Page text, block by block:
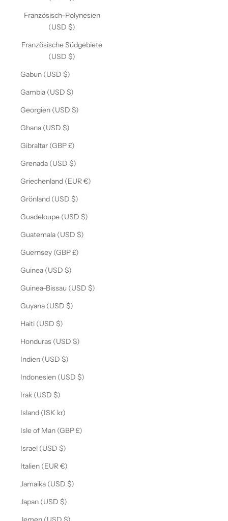
Französisch-Polynesien
(USD $)
Französische Südgebiete
(USD $)
Gabun (USD $)
Gambia (USD $)
Georgien (USD $)
Ghana (USD $)
Gibraltar (GBP £)
Grenada (USD $)
Griechenland (EUR €)
Grönland (USD $)
Guadeloupe (USD $)
Guatemala (USD $)
Guernsey (GBP £)
Guinea (USD $)
Guinea-Bissau (USD $)
Guyana (USD $)
Haiti (USD $)
Honduras (USD $)
Indien (USD $)
Indonesien (USD $)
Irak (USD $)
Island (ISK kr)
Isle of Man (GBP £)
Israel (USD $)
Italien (EUR €)
Jamaika (USD $)
Japan (USD $)